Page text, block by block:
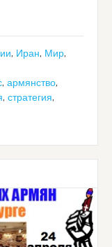
, Иран, Мир,
,армянство,
,стратегия,